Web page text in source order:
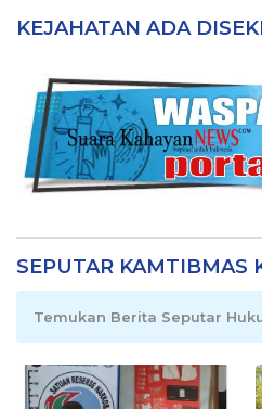
KEJAHATAN ADA
SEPUTAR KAMTIBMAS
Temukan Berita Seputar